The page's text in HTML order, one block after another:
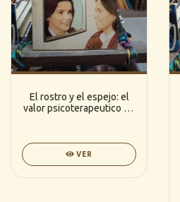
El rostro y el espejo: el
valor psicoterapeutico de
VER